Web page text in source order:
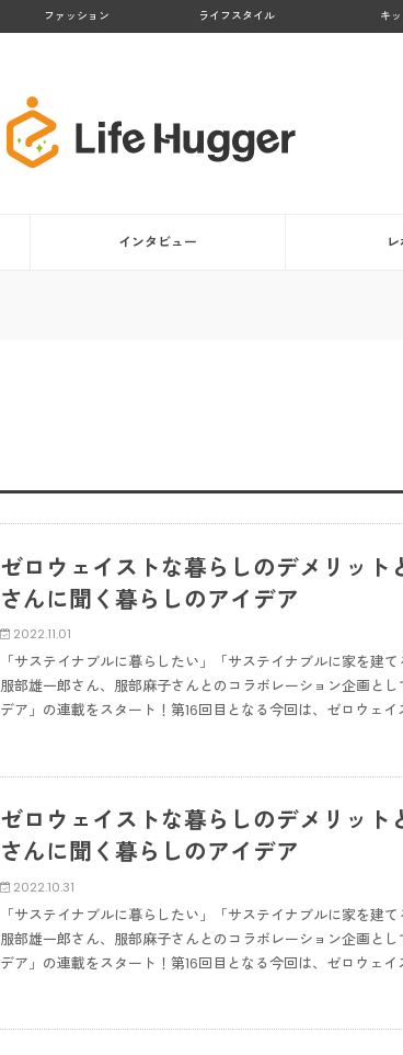
ファッション ライフスタイル キ
インタビュー
ゼロウェイストな暮らしのデメリッ
さんに聞く暮らしのアイデア
2022.11.01
「サステイナブルに暮らしたい」「サステイナブルに家を建
服部雄一郎さん、服部麻子さんとのコラボレーション企画と
デア」の連載をスタート！第16回目となる今回は、ゼロウェ
ゼロウェイストな暮らしのデメリッ
さんに聞く暮らしのアイデア
2022.10.31
「サステイナブルに暮らしたい」「サステイナブルに家を建
服部雄一郎さん、服部麻子さんとのコラボレーション企画と
デア」の連載をスタート！第16回目となる今回は、ゼロウェ